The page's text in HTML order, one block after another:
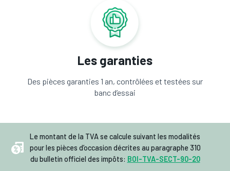
Les garanties
Des pièces garanties 1 an, contrôlées et testées sur
banc d’essai
Le montant de la TVA se calcule suivant les modalités
pour les pièces d’occasion décrites au paragraphe 310
du bulletin officiel des impôts: BOI-TVA-SECT-90-20